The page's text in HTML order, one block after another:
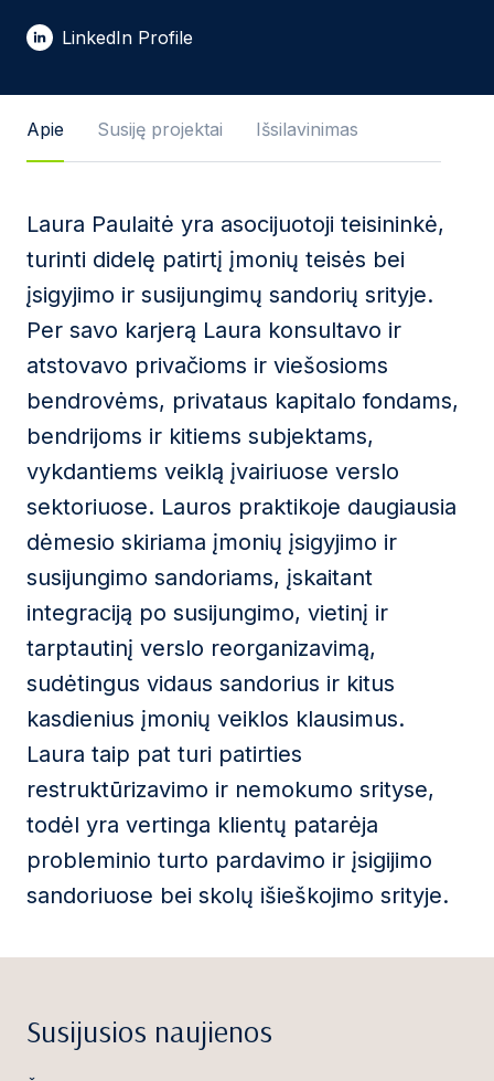
El. pašto adresas *
Žinutės tekstas
Sutinku su Privatumo politika
ir naudojimosi
taisyklėmis.
Ši svetainė yra saugoma reCAPTCHA ir jai yra
taikomos „Google“privatumo politika beipaslaugų
teikimo sąlygos
LinkedIn Profile
Apie Susiję projektai Išsilavinimas
Laura Paulaitė yra asocijuotoji teisininkė,
turinti didelę patirtį įmonių teisės bei
įsigyjimo ir susijungimų sandorių srityje.
Per savo karjerą Laura konsultavo ir
atstovavo privačioms ir viešosioms
bendrovėms, privataus kapitalo fondams,
bendrijoms ir kitiems subjektams,
vykdantiems veiklą įvairiuose verslo
sektoriuose. Lauros praktikoje daugiausia
dėmesio skiriama įmonių įsigyjimo ir
susijungimo sandoriams, įskaitant
integraciją po susijungimo, vietinį ir
tarptautinį verslo reorganizavimą,
sudėtingus vidaus sandorius ir kitus
kasdienius įmonių veiklos klausimus.
Laura taip pat turi patirties
restruktūrizavimo ir nemokumo srityse,
todėl yra vertinga klientų patarėja
probleminio turto pardavimo ir įsigijimo
sandoriuose bei skolų išieškojimo srityje.
Susijusios naujienos